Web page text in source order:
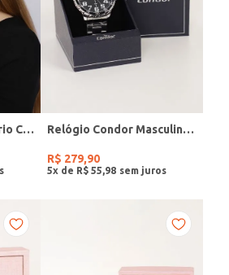
Kit Relógio + Acessório Condor Feminino PRATA Relógio Condor Masculino PRATA
R$ 279,90
5x de R$ 55 98